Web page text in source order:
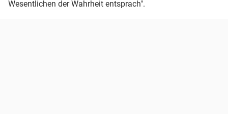
Wesentlichen der Wahrheit entsprach".